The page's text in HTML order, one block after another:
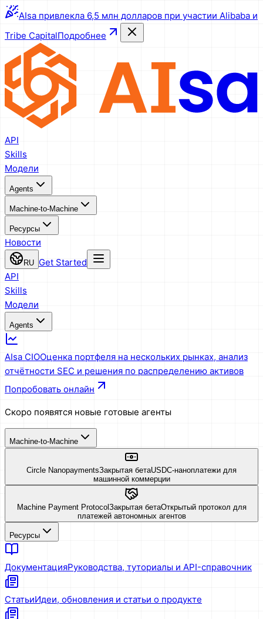
AIsa привлекла 6,5 млн долларов при участии Alibaba и
Tribe CapitalПодробнее
API
Skills
Модели
Agents
Machine-to-Machine
Ресурсы
Новости
RU Get Started
API
Skills
Модели
Agents
AIsa CIOОценка портфеля на нескольких рынках, анализ
отчётности SEC и решения по распределению активов
Попробовать онлайн
Скоро появятся новые готовые агенты
Machine-to-Machine
Circle NanopaymentsЗакрытая бетаUSDC-наноплатежи для
машинной коммерции
Machine Payment Protocol Закрытая бетаОткрытый протокол для
платежей автономных агентов
Ресурсы
ДокументацияРуководства, туториалы и API-справочник
СтатьиИдеи, обновления и статьи о продукте